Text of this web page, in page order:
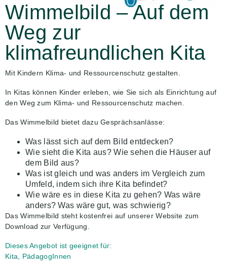
Wimmelbild – Auf dem
Weg zur
klimafreundlichen Kita
Mit Kindern Klima- und Ressourcenschutz gestalten.
In Kitas können Kinder erleben, wie Sie sich als Einrichtung auf
den Weg zum Klima- und Ressourcenschutz machen.
Das Wimmelbild bietet dazu Gesprächsanlässe:
Was lässt sich auf dem Bild entdecken?
Wie sieht die Kita aus? Wie sehen die Häuser auf
dem Bild aus?
Was ist gleich und was anders im Vergleich zum
Umfeld, indem sich ihre Kita befindet?
Wie wäre es in diese Kita zu gehen? Was wäre
anders? Was wäre gut, was schwierig?
Das Wimmelbild steht kostenfrei auf unserer Website zum
Download zur Verfügung.
Dieses Angebot ist geeignet für:
Kita, PädagogInnen